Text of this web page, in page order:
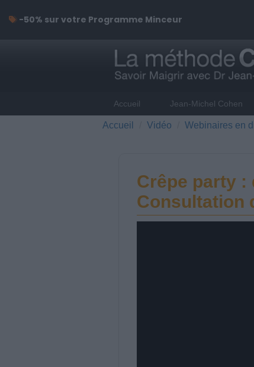
Accueil Jean-Michel Cohen
Accueil Vidéo Webinaires en
Crêpe party :
Consultation
-50% sur votre Programme Minceur